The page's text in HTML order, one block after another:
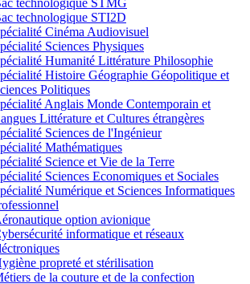
technologique STMG
technologique STI2D
Cinéma Audiovisuel
Sciences Physiques
Humanité Littérature Philosophie
Histoire Géographie Géopolitique et
Politiques
Anglais Monde Contemporain et
Littérature et Cultures étrangères
Sciences de l'Ingénieur
Mathématiques
Science et Vie de la Terre
Sciences Economiques et Sociales
Numérique et Sciences Informatiques
option avionique
informatique et réseaux
propreté et stérilisation
de la couture et de la confection